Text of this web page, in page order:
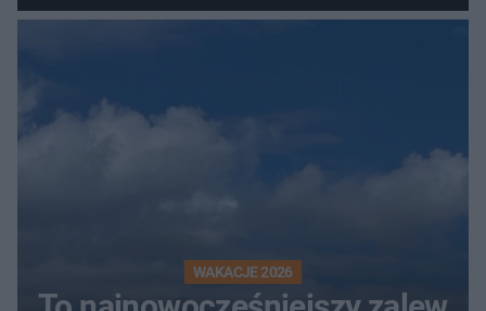
WAKACJE 2026